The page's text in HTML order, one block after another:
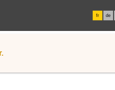
fr de